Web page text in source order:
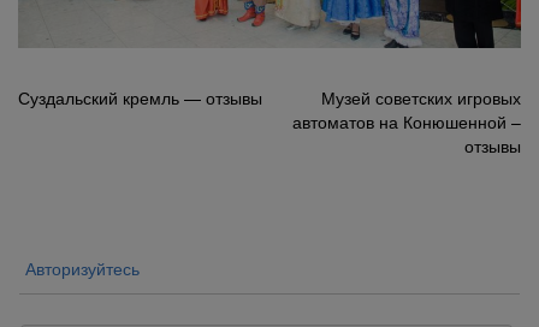
Навигация
Суздальский кремль — отзывы
Музей советских игровых
автоматов на Конюшенной –
отзывы
Авторизуйтесь